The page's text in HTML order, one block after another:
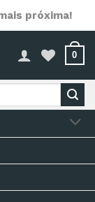
próxima!
0